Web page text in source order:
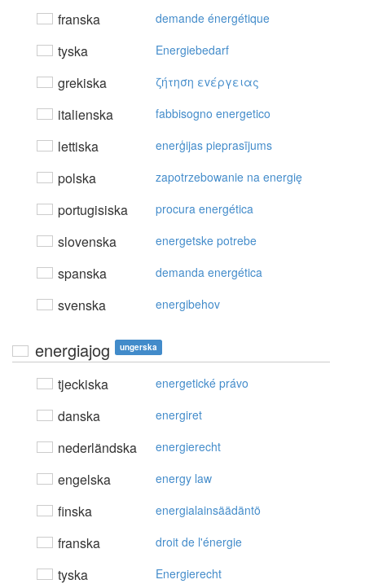
franska demande énergétique
tyska Energiebedarf
grekiska ζήτηση εvέργειας
italienska fabbisogno energetico
lettiska enerģijas pieprasījums
polska zapotrzebowanie na energię
portugisiska procura energética
slovenska energetske potrebe
spanska demanda energética
svenska energibehov
energiajog ungerska
tjeckiska energetické právo
danska energiret
nederländska energierecht
engelska energy law
finska energialainsäädäntö
franska droit de l'énergie
tyska Energierecht